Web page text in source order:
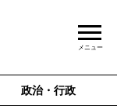
政治・行政
メニュー